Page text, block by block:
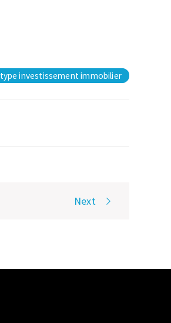
type investissement immobilier
Next